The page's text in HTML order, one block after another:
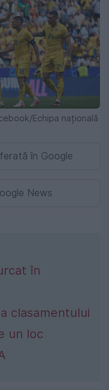
Echipa națională
în Google
News
în
clasamentului
un loc